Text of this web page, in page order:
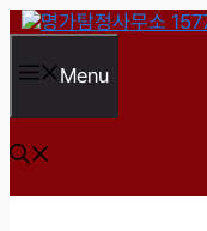
컨
츠
건
너
뛰
Menu